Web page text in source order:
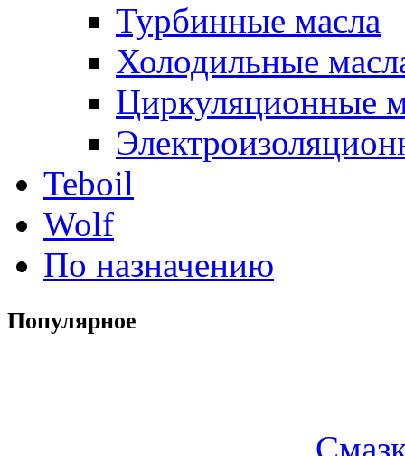
Турбинные масла
Холодильные
Циркуляционные
Teboil
Wolf
По назначению
Популярное